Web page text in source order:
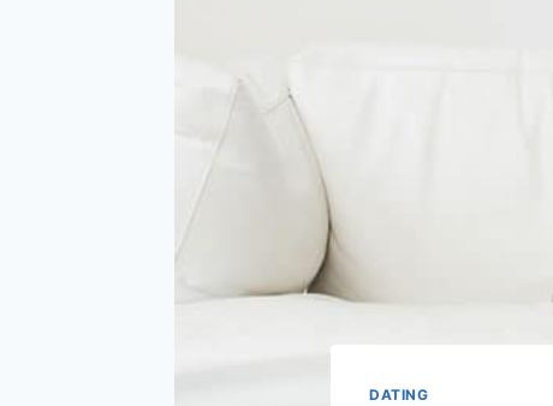
DATING